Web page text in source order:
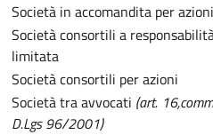
Società in accomandita per azioni
Società consortili a
limitata
Società consortili per azioni
Società tra avvocati (art.
D.Lgs 96/2001)